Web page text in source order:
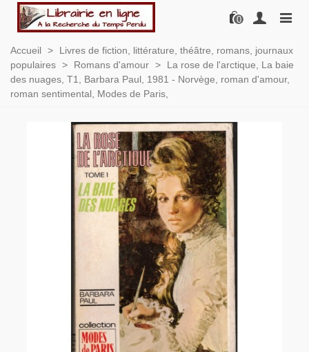
0
Accueil >
Livres de fiction, littérature, théâtre, romans, journaux
populaires > Romans d'amour >
La rose de l'arctique, La baie
des nuages, T1, Barbara Paul, 1981 - Norvège, roman d'amour,
roman sentimental, Modes de Paris,